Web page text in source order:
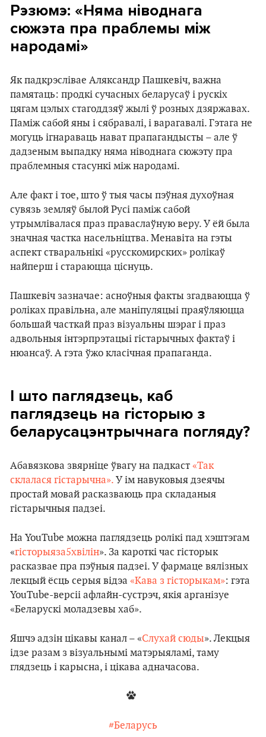
Рэзюмэ: «Няма ніводнага
сюжэта пра праблемы між
народамі»
Як падкрэслівае Аляксандр Пашкевіч, важна
памятаць: продкі сучасных беларусаў і рускіх
цягам цэлых стагоддзяў жылі ў розных дзяржавах.
Паміж сабой яны і сябравалі, і варагавалі. Гэтага не
могуць ігнараваць нават прапагандысты – але ў
дадзеным выпадку няма ніводнага сюжэту пра
праблемныя стасункі між народамі.
Але факт і тое, што ў тыя часы пэўная духоўная
сувязь земляў былой Русі паміж сабой
утрымлівалася праз праваслаўную веру. У ёй была
значная частка насельніцтва. Менавіта на гэты
аспект стваральнікі «русскомирских» ролікаў
найперш і стараюцца ціснуць.
Пашкевіч зазначае: асноўныя факты згадваюцца ў
роліках правільна, але маніпуляцыі праяўляюцца
большай часткай праз візуальны шэраг і праз
адвольныя інтэрпрэтацыі гістарычных фактаў і
нюансаў. А гэта ўжо класічная прапаганда.
І што паглядзець, каб
паглядзець на гісторыю з
беларусацэнтрычнага погляду?
Абавязкова звярніце ўвагу на падкаст «Так
склалася гістарычна». У ім навуковыя дзеячы
простай мовай расказваюць пра складаныя
гістарычныя падзеі.
На YouTube можна паглядзець ролікі пад хэштэгам
«гісторыяза5хвілін». За кароткі час гісторык
расказвае пра пэўныя падзеі. У фармаце вялізных
лекцый ёсць серыя відэа «Кава з гісторыкам»: гэта
YouTube-версіі афлайн-сустрэч, якія арганізуе
«Беларускі моладзевы хаб».
Яшчэ адзін цікавы канал – «Слухай сюды». Лекцыя
ідзе разам з візуальнымі матэрыяламі, таму
глядзець і карысна, і цікава адначасова.
#Беларусь